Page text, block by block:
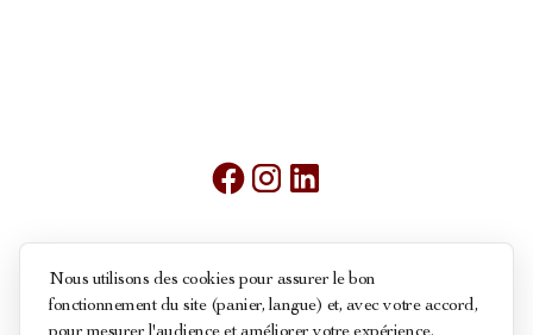
Conditions générales de ventes
Nous utilisons des cookies pour assurer le bon
fonctionnement du site (panier, langue) et, avec votre accord,